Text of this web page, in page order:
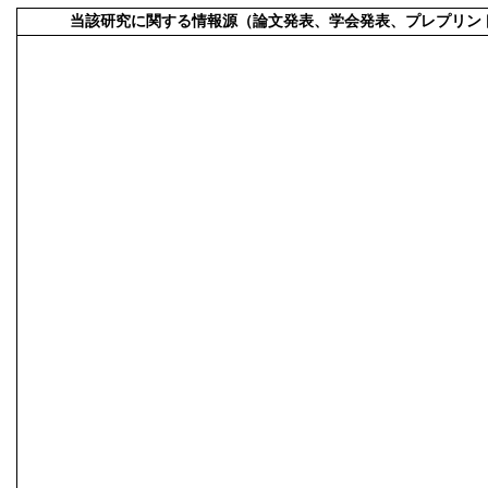
当該研究に関する情報源（論文発表、学会発表、プレプリン